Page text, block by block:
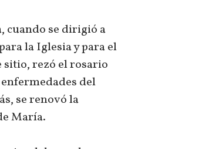
cuando se dirigió a
la Iglesia y para el
sitio, rezó el rosario
del
se renovó la
María.